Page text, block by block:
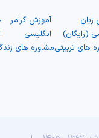
زبان
(رایگان)
آموزش گرامر
انگلیسی
های تربیتیمشاوره های